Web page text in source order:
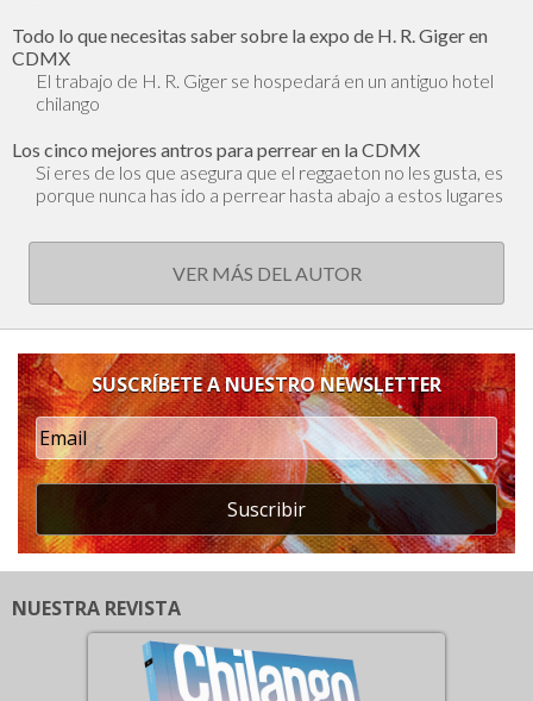
Todo lo que necesitas saber sobre la expo de H. R. Giger en
CDMX
El trabajo de H. R. Giger se hospedará en un antiguo hotel
chilango
Los cinco mejores antros para perrear en la CDMX
Si eres de los que asegura que el reggaeton no les gusta, es
porque nunca has ido a perrear hasta abajo a estos lugares
VER MÁS DEL AUTOR
SUSCRÍBETE A NUESTRO NEWSLETTER
Suscribir
NUESTRA REVISTA